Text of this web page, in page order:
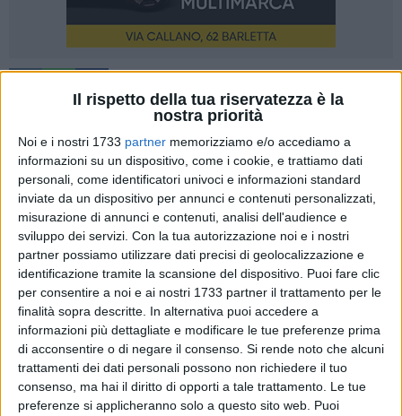
Il rispetto della tua riservatezza è la
nostra priorità
Noi e i nostri 1733 partner memorizziamo e/o accediamo a
informazioni su un dispositivo, come i cookie, e trattiamo dati
personali, come identificatori univoci e informazioni standard
inviate da un dispositivo per annunci e contenuti personalizzati,
misurazione di annunci e contenuti, analisi dell'audience e
sviluppo dei servizi. Con la tua autorizzazione noi e i nostri
partner possiamo utilizzare dati precisi di geolocalizzazione e
identificazione tramite la scansione del dispositivo. Puoi fare clic
per consentire a noi e ai nostri 1733 partner il trattamento per le
finalità sopra descritte. In alternativa puoi accedere a
informazioni più dettagliate e modificare le tue preferenze prima
di acconsentire o di negare il consenso. Si rende noto che alcuni
trattamenti dei dati personali possono non richiedere il tuo
consenso, ma hai il diritto di opporti a tale trattamento. Le tue
preferenze si applicheranno solo a questo sito web. Puoi
Paura nella notte a Barletta, dopo l'assalto allo sportello
ATM di Poste Italiane, operato tramite la solita "tecnica della
marmotta", ossia quella di fare esplodere il macchinario
dall'interno per poi poterne prelevare il contante.
Dai primi rilievi effettuati dalle forze dell'ordine accorse sul
posto, il colpo pare tuttavia essere fallito, con i banditi che
secondo alcune testimonianze si sarebbero dati alla fuga a
bordo di due auto di grossa cilindrata, disseminando il
manto stradale di chiodi a tre punte, allo scopo di evitare di
essere inseguiti.